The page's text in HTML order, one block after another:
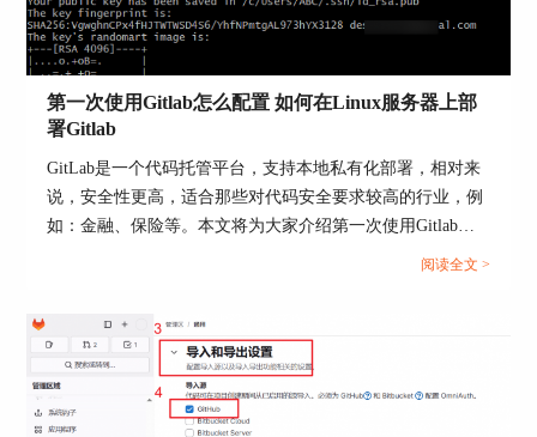
git clone --mirror https://github.com/username/old-
repo.git
cd old-repo.git
创建GitLab新仓库：
打开GitLab，点击新建项目。
选择空项目，并获取仓库地址，如：
git remote set-url origin
https://gitlab.com/username/new-repo.git
第一次使用Gitlab怎么配置 如何在Linux服务器上部
署Gitlab
GitLab是一个代码托管平台，支持本地私有化部署，相对来
说，安全性更高，适合那些对代码安全要求较高的行业，例
如：金融、保险等。本文将为大家介绍第一次使用Gitlab怎
么配置，如何在Linux服务器上部署Gitlab的相关内容。...
阅读全文 >